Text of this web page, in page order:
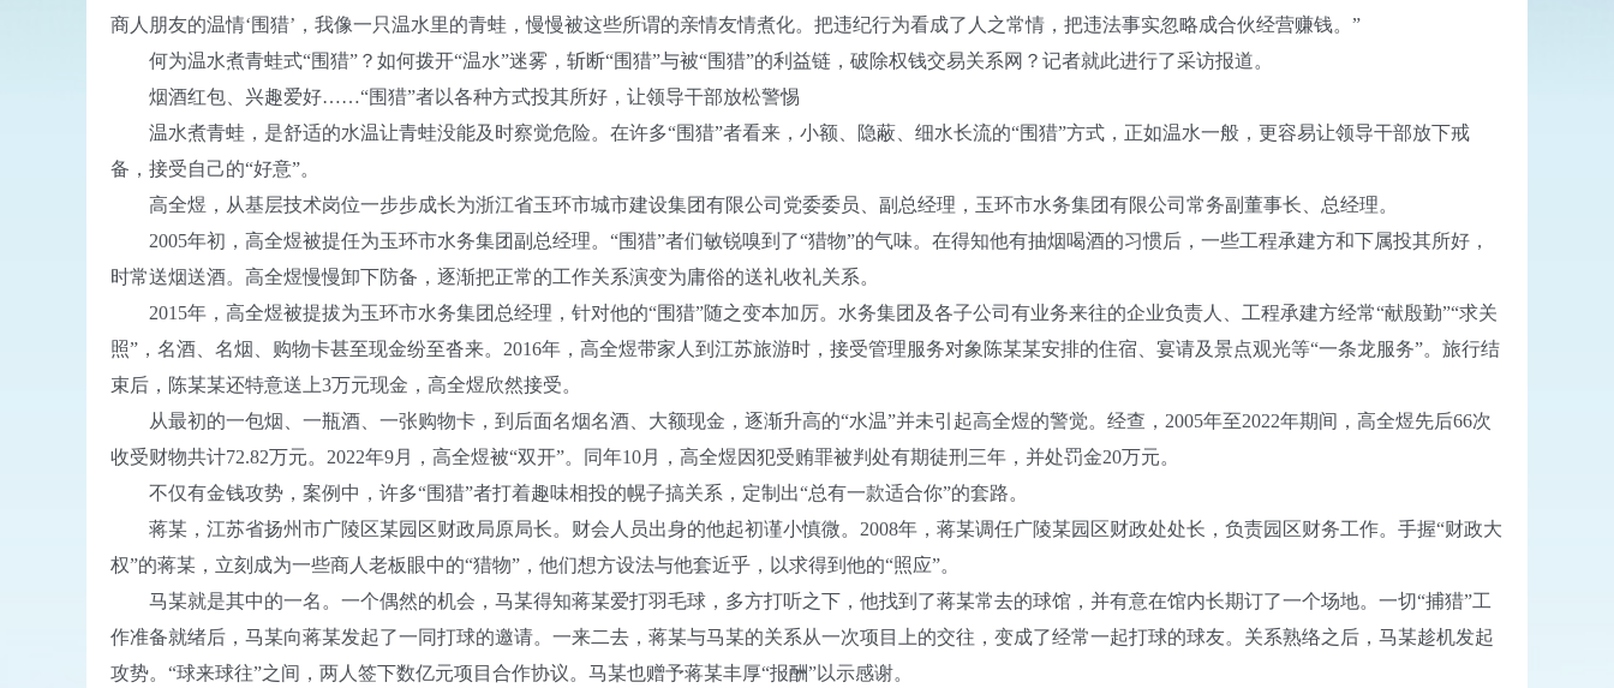
商人朋友的温情‘围猎’，我像一只温水里的青蛙，慢慢被这些所谓的亲情友情煮化。把违纪行为看成了人之常情，把违法事实忽略成合伙经营赚钱。”
何为温水煮青蛙式“围猎”？如何拨开“温水”迷雾，斩断“围猎”与被“围猎”的利益链，破除权钱交易关系网？记者就此进行了采访报道。
烟酒红包、兴趣爱好……“围猎”者以各种方式投其所好，让领导干部放松警惕
温水煮青蛙，是舒适的水温让青蛙没能及时察觉危险。在许多“围猎”者看来，小额、隐蔽、细水长流的“围猎”方式，正如温水一般，更容易让领导干部放下戒
备，接受自己的“好意”。
高全煜，从基层技术岗位一步步成长为浙江省玉环市城市建设集团有限公司党委委员、副总经理，玉环市水务集团有限公司常务副董事长、总经理。
2005年初，高全煜被提任为玉环市水务集团副总经理。“围猎”者们敏锐嗅到了“猎物”的气味。在得知他有抽烟喝酒的习惯后，一些工程承建方和下属投其所好，
时常送烟送酒。高全煜慢慢卸下防备，逐渐把正常的工作关系演变为庸俗的送礼收礼关系。
2015年，高全煜被提拔为玉环市水务集团总经理，针对他的“围猎”随之变本加厉。水务集团及各子公司有业务来往的企业负责人、工程承建方经常“献殷勤”“求关
照”，名酒、名烟、购物卡甚至现金纷至沓来。2016年，高全煜带家人到江苏旅游时，接受管理服务对象陈某某安排的住宿、宴请及景点观光等“一条龙服务”。旅行结
束后，陈某某还特意送上3万元现金，高全煜欣然接受。
从最初的一包烟、一瓶酒、一张购物卡，到后面名烟名酒、大额现金，逐渐升高的“水温”并未引起高全煜的警觉。经查，2005年至2022年期间，高全煜先后66次
收受财物共计72.82万元。2022年9月，高全煜被“双开”。同年10月，高全煜因犯受贿罪被判处有期徒刑三年，并处罚金20万元。
不仅有金钱攻势，案例中，许多“围猎”者打着趣味相投的幌子搞关系，定制出“总有一款适合你”的套路。
蒋某，江苏省扬州市广陵区某园区财政局原局长。财会人员出身的他起初谨小慎微。2008年，蒋某调任广陵某园区财政处处长，负责园区财务工作。手握“财政大
权”的蒋某，立刻成为一些商人老板眼中的“猎物”，他们想方设法与他套近乎，以求得到他的“照应”。
马某就是其中的一名。一个偶然的机会，马某得知蒋某爱打羽毛球，多方打听之下，他找到了蒋某常去的球馆，并有意在馆内长期订了一个场地。一切“捕猎”工
作准备就绪后，马某向蒋某发起了一同打球的邀请。一来二去，蒋某与马某的关系从一次项目上的交往，变成了经常一起打球的球友。关系熟络之后，马某趁机发起
攻势。“球来球往”之间，两人签下数亿元项目合作协议。马某也赠予蒋某丰厚“报酬”以示感谢。